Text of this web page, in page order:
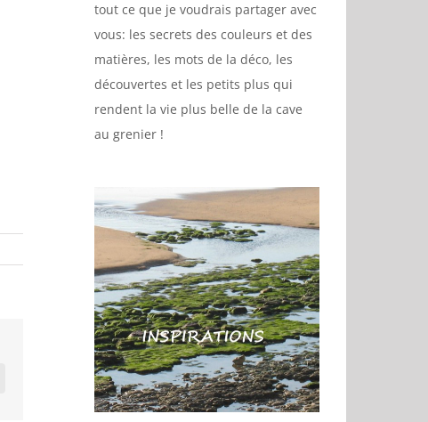
tout ce que je voudrais partager avec
vous: les secrets des couleurs et des
matières, les mots de la déco, les
découvertes et les petits plus qui
rendent la vie plus belle de la cave
au grenier !